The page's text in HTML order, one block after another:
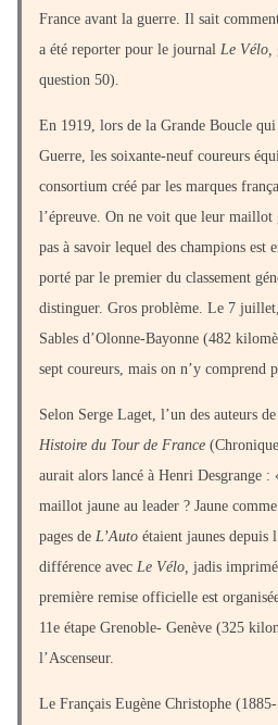
France avant la guerre. Il sait
a été reporter pour le journal Le Vélo,
question 50).
En 1919, lors de la Grande Boucle qui
Guerre, les soixante-neuf coureurs
consortium créé par les marques
l’épreuve. On ne voit que leur
pas à savoir lequel des champions est
porté par le premier du classement
distinguer. Gros problème. Le 7
Sables d’Olonne-Bayonne (482
sept coureurs, mais on n’y comprend
Selon Serge Laget, l’un des auteurs de
Histoire du Tour de France
aurait alors lancé à Henri Desgrange
maillot jaune au leader ? Jaune
pages de L’Auto étaient jaunes depuis
différence avec Le Vélo, jadis
première remise officielle est
11e étape Grenoble- Genève (325
l’Ascenseur.
Le Français Eugène Christophe